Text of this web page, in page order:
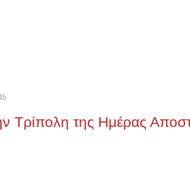
Τρίπολη της Ημέρας